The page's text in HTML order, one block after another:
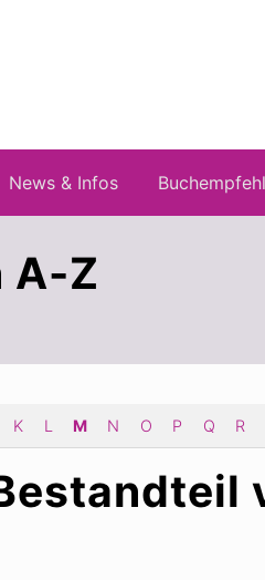
News & Infos
A-Z
K L M N O P Q R